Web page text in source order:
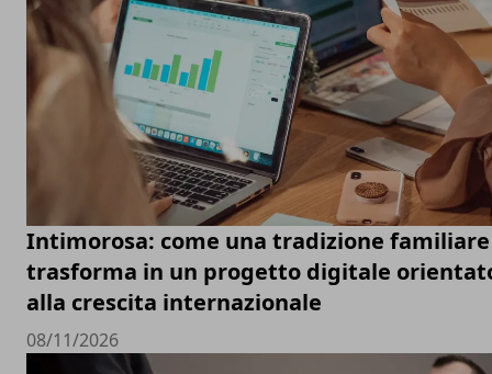
Intimorosa: come una tradizione
trasforma in un progetto digitale
alla crescita internazionale
08/11/2026